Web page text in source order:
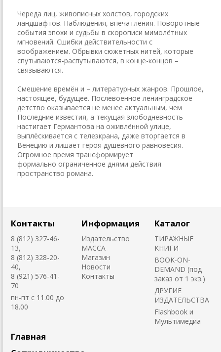
Череда лиц, живописных холстов, городских
ландшафтов. Наблюдения, впечатления. Поворотные
события эпохи и судьбы в скорописи мимолётных
мгновений. Сшибки действительности с
воображением. Обрывки сюжетных нитей, которые
спутываются-распутываются, в конце-концов –
связываются.
Смешение времён и – литературных жанров. Прошлое,
настоящее, будущее. Послевоенное ленинградское
детство оказывается не менее актуальным, чем
Последние известия, а текущая злободневность
настигает Германтова на оживлённой улице,
выплёскивается с телеэкрана, даже вторгается в
Венецию и лишает героя душевного равновесия.
Огромное время трансформирует
формально ограниченное днями действия
пространство романа.
Контакты
8 (812) 327-46-
13,
8 (812) 328-20-
40,
8 (921) 576-41-
70
пн-пт с 11.00 до
18.00
Информация
Издательство
MACCA
Магазин
Новости
Контакты
Каталог
ТИРАЖНЫЕ
КНИГИ
BOOK-ON-
DEMAND (под
заказ от 1 экз.)
ДРУГИЕ
ИЗДАТЕЛЬСТВА
Flashbook и
Мультимедиа
Главная